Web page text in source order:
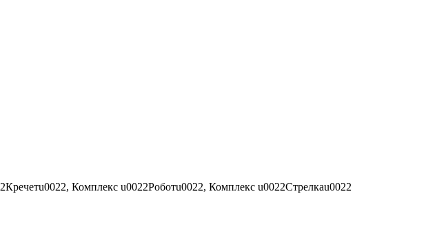
Комплекс u0022Роботu0022, Комплекс u0022Стрелкаu0022